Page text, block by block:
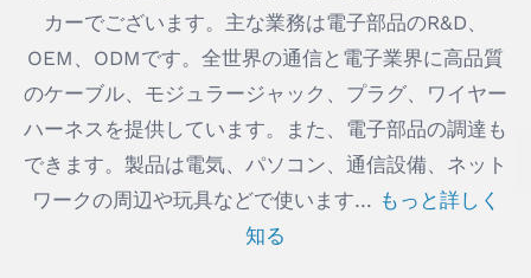
カーでございます。主な業務は電子部品のR&D、
OEM、ODMです。全世界の通信と電子業界に高品質
のケーブル、モジュラージャック、プラグ、ワイヤー
ハーネスを提供しています。また、電子部品の調達も
できます。製品は電気、パソコン、通信設備、ネット
ワークの周辺や玩具などで使います… もっと詳しく
知る